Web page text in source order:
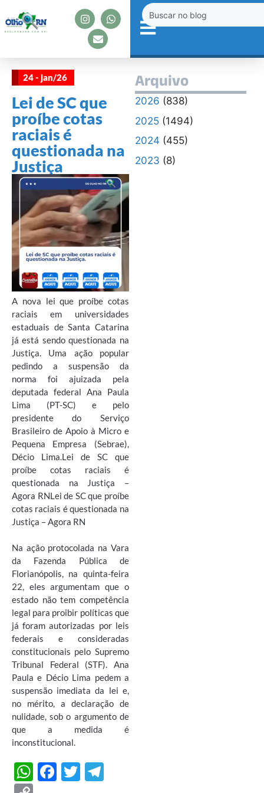
24 - jan/26
Lei de SC que
proíbe cotas
raciais é
questionada na
Justiça
A nova lei que proíbe cotas
raciais em universidades
estaduais de Santa Catarina
já está sendo questionada na
Justiça. Uma ação popular
pedindo a suspensão da
norma foi ajuizada pela
deputada federal Ana Paula
Lima (PT-SC) e pelo
presidente do Serviço
Brasileiro de Apoio à Micro e
Pequena Empresa (Sebrae),
Décio Lima.Lei de SC que
proíbe cotas raciais é
questionada na Justiça –
Agora RNLei de SC que proíbe
cotas raciais é questionada na
Justiça – Agora RN
Na ação protocolada na Vara
da Fazenda Pública de
Florianópolis, na quinta-feira
22, eles argumentam que o
estado não tem competência
legal para proibir políticas que
já foram autorizadas por leis
federais e consideradas
constitucionais pelo Supremo
Tribunal Federal (STF). Ana
Paula e Décio Lima pedem a
suspensão imediata da lei e,
no mérito, a declaração de
nulidade, sob o argumento de
que a medida é
inconstitucional.
W F
T
Arquivo
2026 (838)
2025(1494)
2024 (455)
2023 (8)